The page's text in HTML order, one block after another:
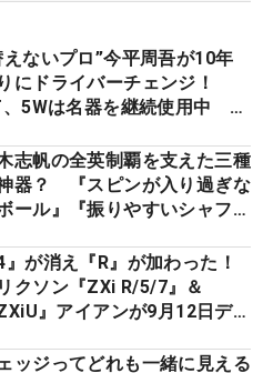
えないプロ”今平周吾が10年
にドライバーチェンジ！
、5Wは名器を継続使用中 #
志帆の全英制覇を支えた三種
器？ 『スピンが入り過ぎな
ール』『振りやすいシャフ
』 #女子プロセッティング
4』が消え『R』が加わった！
クソン『ZXi R/5/7』＆
ZXiU』アイアンが9月12日デ
ッジってどれも一緒に見える